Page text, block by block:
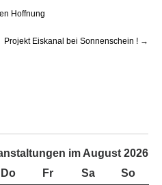
Hoffnung
Projekt Eiskanal bei Sonnenschein ! →
im August 2026
Do Donnerstag
Fr Freitag
SaSamstag
So